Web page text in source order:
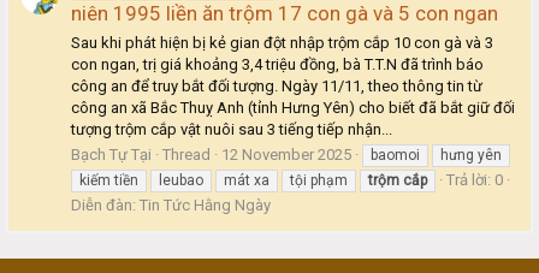
niên 1995 liền ăn trộm 17 con gà và 5 con ngan
Sau khi phát hiện bị kẻ gian đột nhập trộm cắp 10 con gà và 3
con ngan, trị giá khoảng 3,4 triệu đồng, bà T.T.N đã trình báo
công an để truy bắt đối tượng. Ngày 11/11, theo thông tin từ
công an xã Bắc Thuỵ Anh (tỉnh Hưng Yên) cho biết đã bắt giữ đối
tượng trộm cắp vật nuôi sau 3 tiếng tiếp nhận...
Bạch Tự Tại
Thread 12 November 2025 baomoi
hưng yên
kiếm tiền
leubao mát xa tội phạm trộm cắp
Trả lời: 0
Diễn đàn: Tin Tức Hằng Ngày